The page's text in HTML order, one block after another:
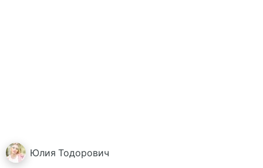
Юлия Тодорович